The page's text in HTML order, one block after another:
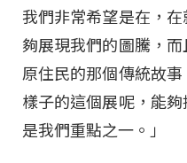
我們非常希望是在，
夠展現我們的圖騰，而
原住民的那個傳統故
樣子的這個展呢，能
是我們重點之一。」​